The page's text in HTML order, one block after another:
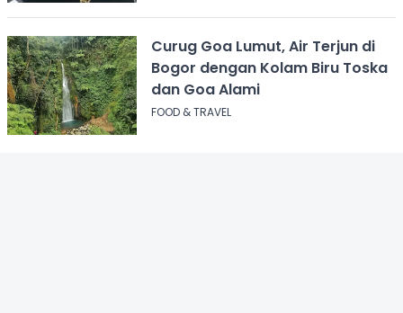
Curug Goa Lumut, Air Terjun di
Bogor dengan Kolam Biru Toska
dan Goa Alami
FOOD & TRAVEL